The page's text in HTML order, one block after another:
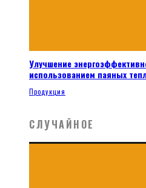
Улучшение
использованием паяных
Продукция
СЛУЧАЙНОЕ